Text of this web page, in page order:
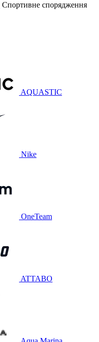
Спортивне спорядження
AQUASTIC
Nike
OneTeam
ATTABO